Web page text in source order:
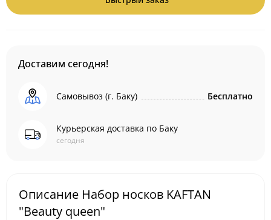
Доставим сегодня!
Самовывоз (г. Баку) Бесплатно
Курьерская доставка по Баку
сегодня
Описание Набор носков KAFTAN
"Beauty queen"